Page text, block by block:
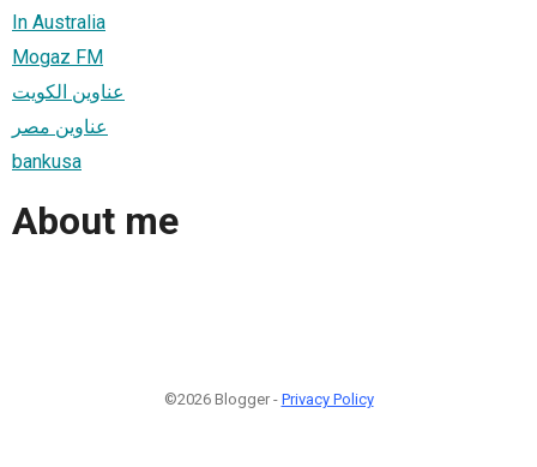
In Australia
Mogaz FM
عناوين الكويت
عناوين مصر
bankusa
About me
©2026 Blogger - Privacy Policy